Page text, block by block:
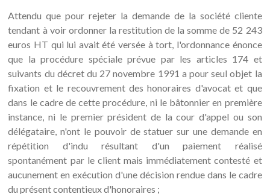
Attendu que pour rejeter la demande de la société cliente
tendant à voir ordonner la restitution de la somme de 52 243
euros HT qui lui avait été versée à tort, l'ordonnance énonce
que la procédure spéciale prévue par les articles 174 et
suivants du décret du 27 novembre 1991 a pour seul objet la
fixation et le recouvrement des honoraires d'avocat et que
dans le cadre de cette procédure, ni le bâtonnier en première
instance, ni le premier président de la cour d'appel ou son
délégataire, n'ont le pouvoir de statuer sur une demande en
répétition d'indu résultant d'un paiement réalisé
spontanément par le client mais immédiatement contesté et
aucunement en exécution d'une décision rendue dans le cadre
du présent contentieux d'honoraires ;